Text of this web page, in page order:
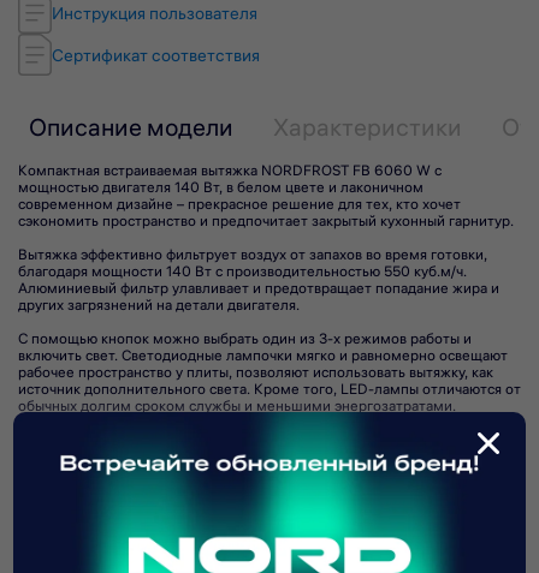
Инструкция пользователя
Сертификат соответствия
Описание модели Характеристики
Компактная встраиваемая вытяжка NORDFROST FB 6060 W с
мощностью двигателя 140 Вт, в белом цвете и лаконичном
современном дизайне – прекрасное решение для тех, кто хочет
сэкономить пространство и предпочитает закрытый кухонный гарнитур.
Вытяжка эффективно фильтрует воздух от запахов во время готовки,
благодаря мощности 140 Вт с производительностью 550 куб.м/ч.
Алюминиевый фильтр улавливает и предотвращает попадание жира и
других загрязнений на детали двигателя.
С помощью кнопок можно выбрать один из 3-х режимов работы и
включить свет. Светодиодные лампочки мягко и равномерно освещают
рабочее пространство у плиты, позволяют использовать вытяжку, как
источник дополнительного света. Кроме того, LED-лампы отличаются от
обычных долгим сроком службы и меньшими энергозатратами.
обеспечивает комфортный процесс приготовления любимых блюд. Для
переключения с отвода на рециркуляцию необходимо дополнительно
обладает антикоррозионными свойствами и устойчив к высоким
температурным воздействиям.
Читать полностью
Популярные
Подпишитесь на рассылку
Подписаться